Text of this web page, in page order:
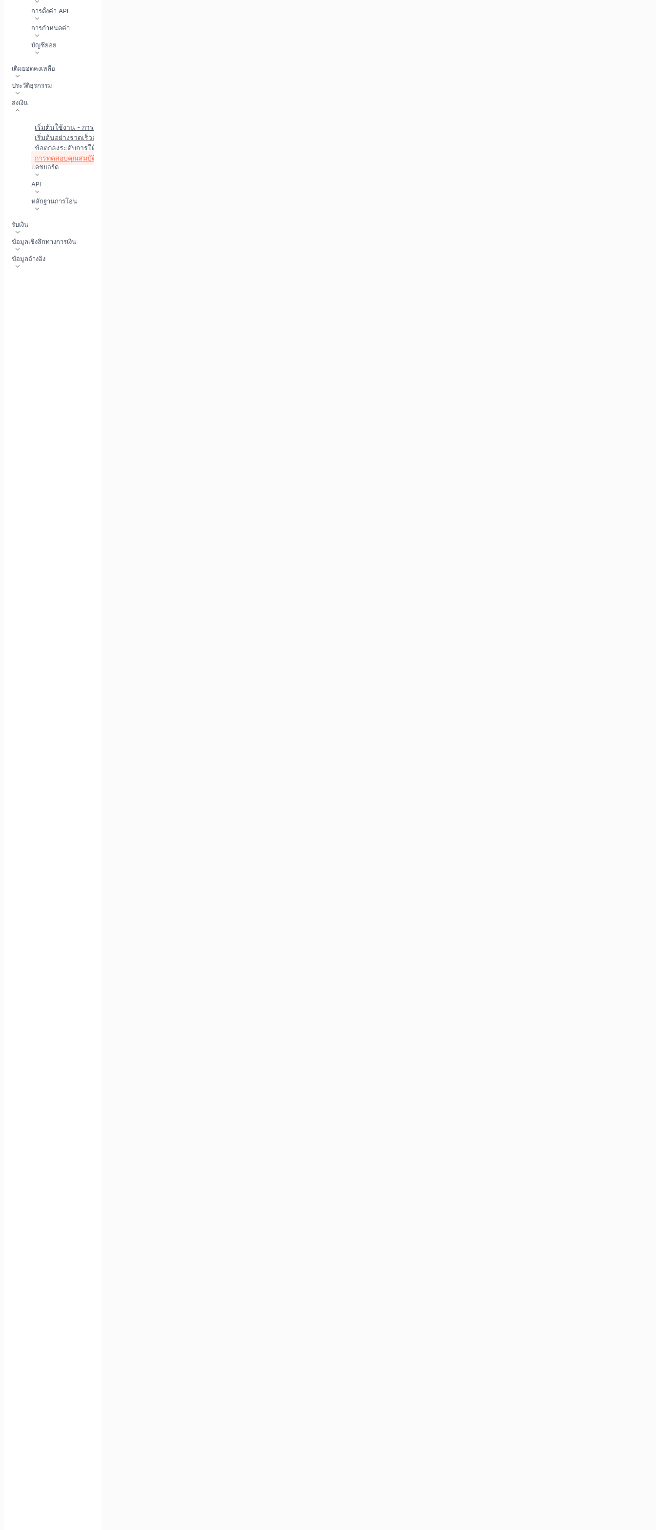
การตั้งค่า API
การกำหนดค่า
บัญชีย่อย
เติมยอดคงเหลือ
ประวัติธุรกรรม
ส่งเงิน
เริ่มต้นใช้งาน - การเบิกจ่าย
เริ่มต้นอย่างรวดเร็วสำหรับการเบิกจ่าย API
ข้อตกลงระดับการให้บริการ
การทดสอบคุณสมบัติการเบิกจ่าย
แดชบอร์ด
API
หลักฐานการโอน
รับเงิน
ข้อมูลเชิงลึกทางการเงิน
ข้อมูลอ้างอิง